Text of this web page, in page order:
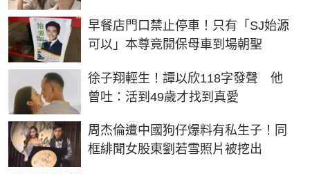
早餐店門口禁止停車！只有「SJ始源
可以」本尊竟開保母車到場朝聖
徐子翔輕生！譚以欣118字發聲 他
曾吐：活到49歲才找到真愛
周杰倫遭中國狗仔爆料有私生子！同
框緋聞女股東劉若雪照片被挖出